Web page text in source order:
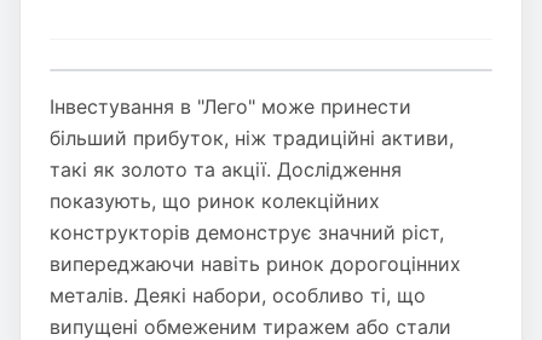
Інвестування в "Лего" може принести
більший прибуток, ніж традиційні активи,
такі як золото та акції. Дослідження
показують, що ринок колекційних
конструкторів демонструє значний ріст,
випереджаючи навіть ринок дорогоцінних
металів. Деякі набори, особливо ті, що
випущені обмеженим тиражем або стали